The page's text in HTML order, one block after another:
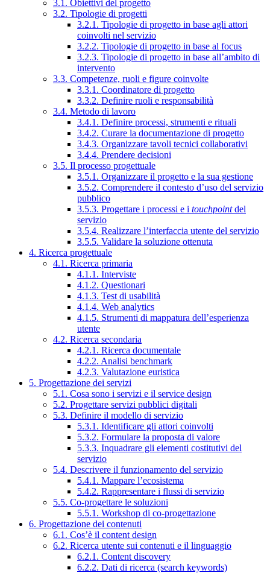
3.1. Obiettivi del progetto
3.2. Tipologie di progetti
3.2.1. Tipologie di progetto in base agli attori
coinvolti nel servizio
3.2.2. Tipologie di progetto in base al focus
3.2.3. Tipologie di progetto in base all’ambito di
intervento
3.3. Competenze, ruoli e figure coinvolte
3.3.1. Coordinatore di progetto
3.3.2. Definire ruoli e responsabilità
3.4. Metodo di lavoro
3.4.1. Definire processi, strumenti e rituali
3.4.2. Curare la documentazione di progetto
3.4.3. Organizzare tavoli tecnici collaborativi
3.4.4. Prendere decisioni
3.5. Il processo progettuale
3.5.1. Organizzare il progetto e la sua gestione
3.5.2. Comprendere il contesto d’uso del servizio
pubblico
3.5.3. Progettare i processi e i touchpointdel
servizio
3.5.4. Realizzare l’interfaccia utente del servizio
3.5.5. Validare la soluzione ottenuta
4. Ricerca progettuale
4.1. Ricerca primaria
4.1.1. Interviste
4.1.2. Questionari
4.1.3. Test di usabilità
4.1.4. Web analytics
4.1.5. Strumenti di mappatura dell’esperienza
utente
4.2. Ricerca secondaria
4.2.1. Ricerca documentale
4.2.2. Analisi benchmark
4.2.3. Valutazione euristica
5. Progettazione dei servizi
5.1. Cosa sono i servizi e il service design
5.2. Progettare servizi pubblici digitali
5.3. Definire il modello di servizio
5.3.1. Identificare gli attori coinvolti
5.3.2. Formulare la proposta di valore
5.3.3. Inquadrare gli elementi costitutivi del
servizio
5.4. Descrivere il funzionamento del servizio
5.4.1. Mappare l’ecosistema
5.4.2. Rappresentare i flussi di servizio
5.5. Co-progettare le soluzioni
5.5.1. Workshop di co-progettazione
6. Progettazione dei contenuti
6.1. Cos’è il content design
6.2. Ricerca utente sui contenuti e il linguaggio
6.2.1. Content discovery
6.2.2. Dati di ricerca (search keywords)